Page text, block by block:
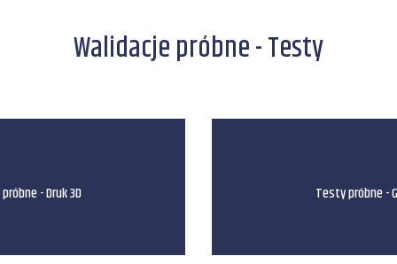
Walidacje próbne - Testy
- Druk 3D Testy próbne -